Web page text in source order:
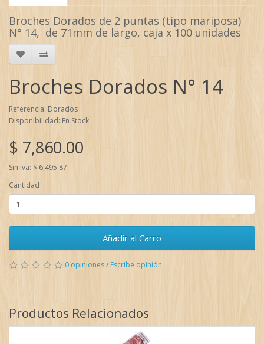
Broches Dorados de 2 puntas (tipo mariposa)
N° 14, de 71mm de largo, caja x 100 unidades
Broches Dorados N° 14
Referencia: Dorados
Disponibilidad: En Stock
$ 7,860.00
Sin Iva: $ 6,495.87
Cantidad
Añadir al Carro
0 opiniones/ Escribe opinión
Productos Relacionados